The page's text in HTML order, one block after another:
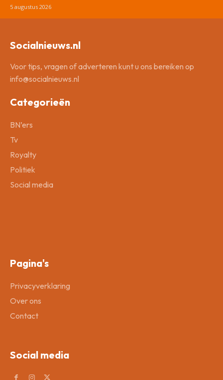
5 augustus 2026
Socialnieuws.nl
Voor tips, vragen of adverteren kunt u ons bereiken op
info@socialnieuws.nl
Categorieën
BN’ers
Tv
Royalty
Politiek
Social media
Pagina's
Privacyverklaring
Over ons
Contact
Social media